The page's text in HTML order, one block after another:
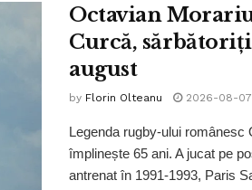
Octavian
Curcă,
august
by Florin Olteanu 2026-08-07
Legenda rugby-ului românesc
împlinește 65 ani. A jucat pe
antrenat în 1991-1993, Paris